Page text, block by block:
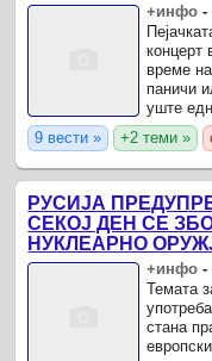
+инфо -
концерт
време
паничи
уште
9 вести » +2 теми »
РУСИЈА
СЕКОЈ ДЕН СЕ
НУКЛЕАРНО
и Нагасаки се+инфо -
Темата
стана